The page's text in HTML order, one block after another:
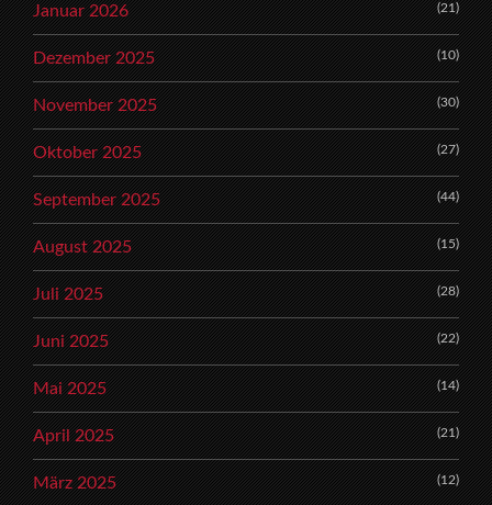
Januar 2026 (21)
Dezember 2025 (10)
November 2025 (30)
Oktober 2025 (27)
September 2025 (44)
August 2025 (15)
Juli 2025 (28)
Juni 2025 (22)
Mai 2025 (14)
April 2025 (21)
März 2025 (12)